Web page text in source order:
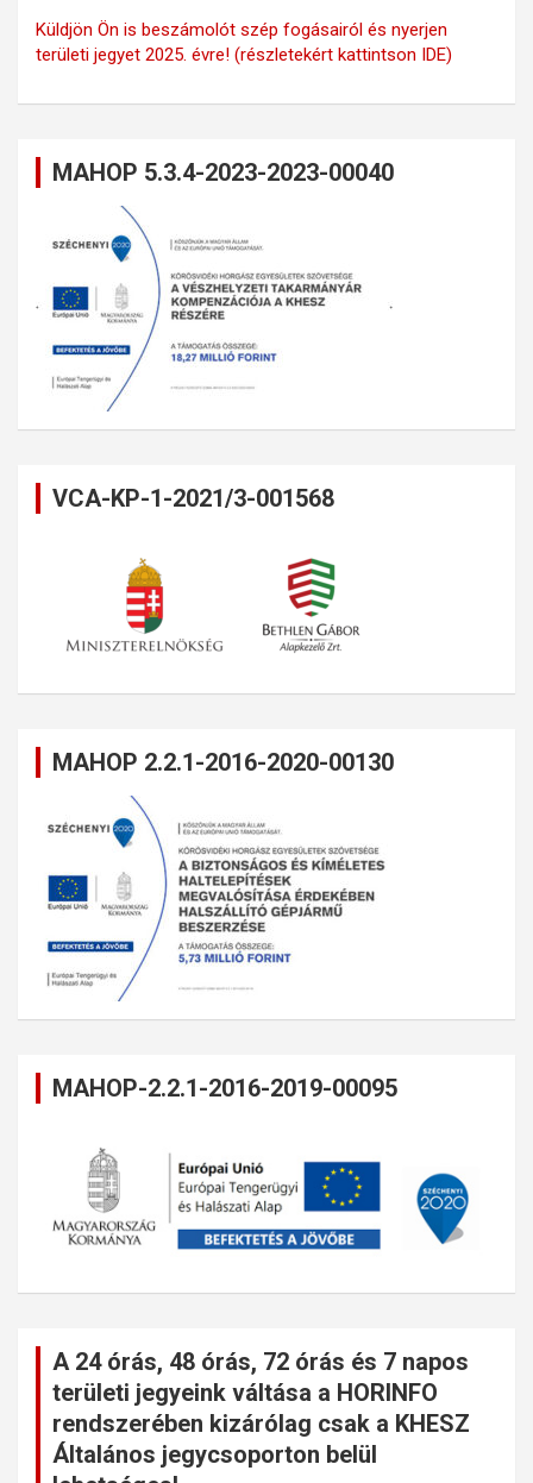
Küldjön Ön is beszámolót szép fogásairól és nyerjen
területi jegyet 2025. évre! (részletekért kattintson IDE)
MAHOP 5.3.4-2023-2023-00040
VCA-KP-1-2021/3-001568
MAHOP 2.2.1-2016-2020-00130
MAHOP-2.2.1-2016-2019-00095
A 24 órás, 48 órás, 72 órás és 7 napos
területi jegyeink váltása a HORINFO
rendszerében kizárólag csak a KHESZ
Általános jegycsoporton belül